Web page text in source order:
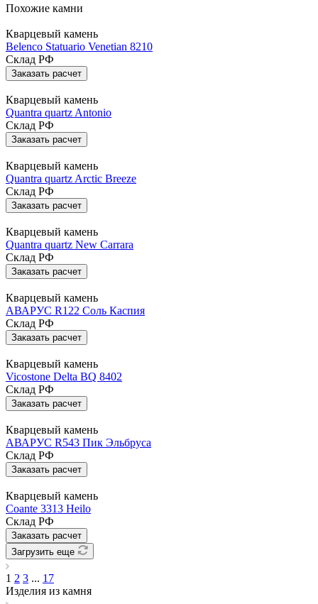
Похожие камни
Кварцевый камень
Belenco Statuario Venetian 8210
Склад РФ
Заказать расчет
Кварцевый камень
Quantra quartz Antonio
Склад РФ
Заказать расчет
Кварцевый камень
Quantra quartz Arctic Breeze
Склад РФ
Заказать расчет
Кварцевый камень
Quantra quartz New Carrara
Склад РФ
Заказать расчет
Кварцевый камень
АВАРУС R122 Соль Каспия
Склад РФ
Заказать расчет
Кварцевый камень
Vicostone Delta BQ 8402
Склад РФ
Заказать расчет
Кварцевый камень
АВАРУС R543 Пик Эльбруса
Склад РФ
Заказать расчет
Кварцевый камень
Coante 3313 Heilo
Склад РФ
Заказать расчет
Загрузить еще
1 2 3 ... 17
Изделия из камня